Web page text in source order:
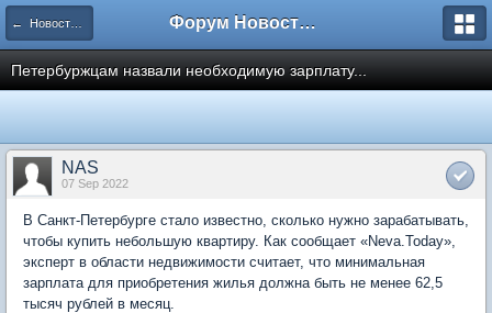
← Новости рынка недвижимости Форум Новостройки
Петербуржцам назвали необходимую зарплату...
NAS
07 Sep 2022
В Санкт-Петербурге стало известно, сколько нужно зарабатывать,
чтобы купить небольшую квартиру. Как сообщает «Neva.Today»,
эксперт в области недвижимости считает, что минимальная
зарплата для приобретения жилья должна быть не менее 62,5
тысяч рублей в месяц.